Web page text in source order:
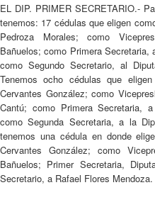
EL DIP. PRIMER SECRETARIO.-
tenemos: 17 cédulas que eligen
Pedroza Morales; como
Bañuelos; como Primera
como Segundo Secretario, al
Tenemos ocho cédulas que
Cervantes González; como
Cantú; como Primera Secretaria,
como Segunda Secretaria, a la
tenemos una cédula en donde
Cervantes González; como
Bañuelos; Primer Secretaria,
Secretario, a Rafael Flores